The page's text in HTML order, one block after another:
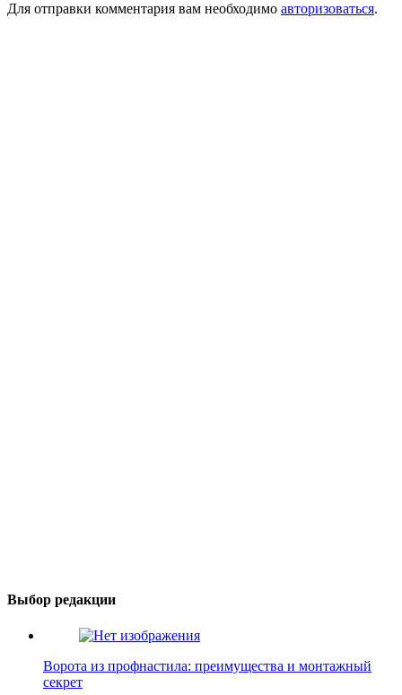
Для отправки комментария вам необходимо авторизоваться.
Выбор редакции
Ворота из профнастила: преимущества и монтажный
секрет